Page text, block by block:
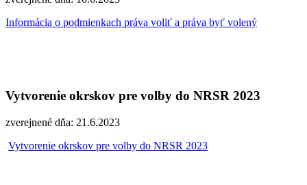
Informácia o podmienkach práva voliť a práva byť volený
Vytvorenie okrskov pre volby do NRSR 2023
zverejnené dňa: 21.6.2023
Vytvorenie okrskov pre volby do NRSR 2023